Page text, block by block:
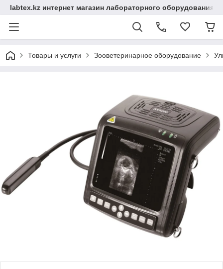
labtex.kz интернет магазин лабораторного оборудования
Товары и услуги Зооветеринарное оборудование